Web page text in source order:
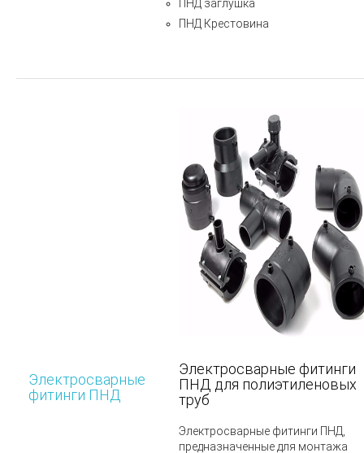
ПНД заглушка
ПНД Крестовина
Электросварные
фитинги ПНД
Электросварные фитинги
ПНД для полиэтиленовых
труб
Электросварные фитинги ПНД,
предназначенные для монтажа